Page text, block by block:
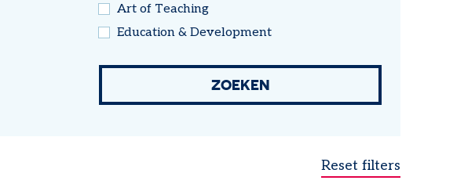
Art of Teaching
Education & Development